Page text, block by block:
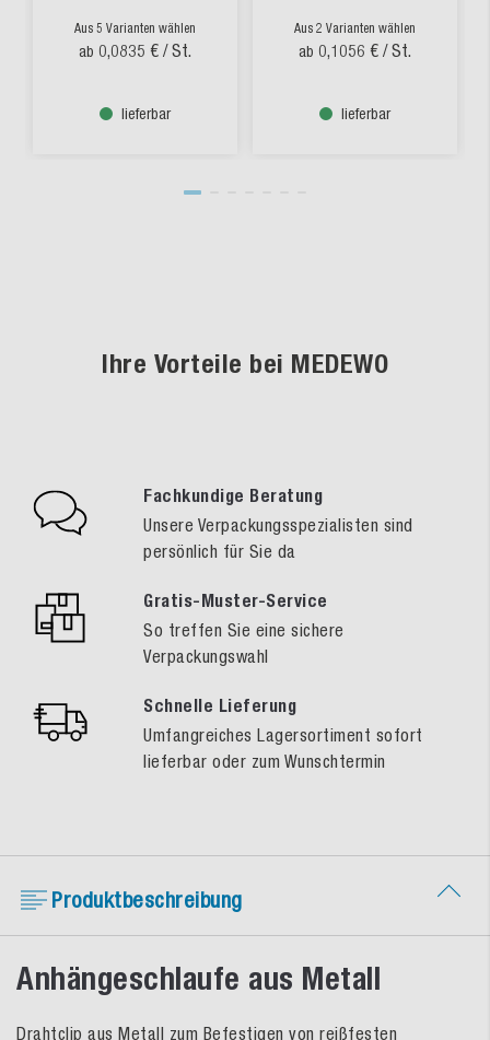
Aus 5 Varianten wählen
ab 0,0835 € / St.
lieferbar
Aus 2 Varianten wählen
ab 0,1056 € / St.
lieferbar
Ihre Vorteile bei MEDEWO
Fachkundige Beratung
Unsere Verpackungsspezialisten sind
persönlich für Sie da
Gratis-Muster-Service
So treffen Sie eine sichere
Verpackungswahl
Schnelle Lieferung
Umfangreiches Lagersortiment sofort
lieferbar oder zum Wunschtermin
Produktbeschreibung
Anhängeschlaufe aus Metall
Drahtclip aus Metall zum Befestigen von reißfesten